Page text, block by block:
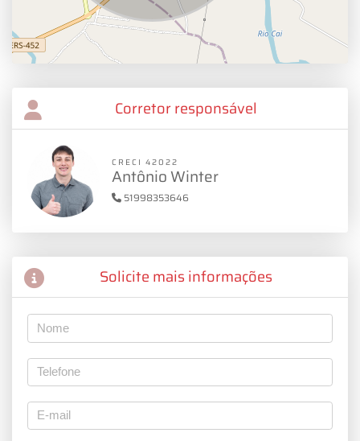
Corretor responsável
CRECI 42022
Antônio Winter
51998353646
Solicite mais informações